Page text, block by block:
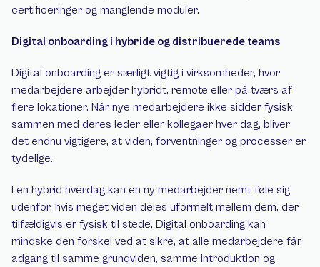
certificeringer og manglende moduler.
Digital onboarding i hybride og distribuerede teams
Digital onboarding er særligt vigtig i virksomheder, hvor
medarbejdere arbejder hybridt, remote eller på tværs af
flere lokationer. Når nye medarbejdere ikke sidder fysisk
sammen med deres leder eller kollegaer hver dag, bliver
det endnu vigtigere, at viden, forventninger og processer er
tydelige.
I en hybrid hverdag kan en ny medarbejder nemt føle sig
udenfor, hvis meget viden deles uformelt mellem dem, der
tilfældigvis er fysisk til stede. Digital onboarding kan
mindske den forskel ved at sikre, at alle medarbejdere får
adgang til samme grundviden, samme introduktion og